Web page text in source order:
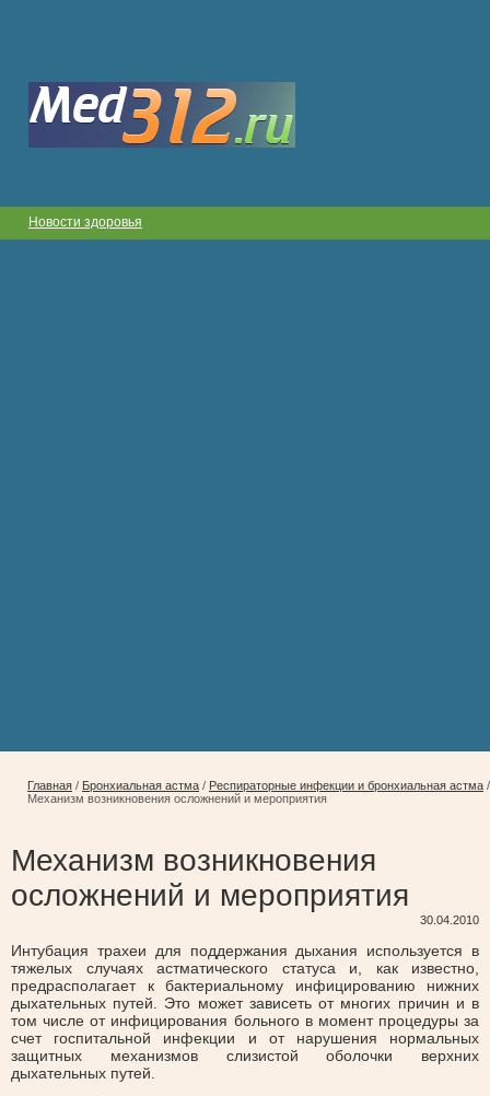
Новости здоровья
Главная / Бронхиальная астма / Респираторные инфекции и бронхиальная астма /
Механизм возникновения осложнений и мероприятия
Механизм возникновения
осложнений и мероприятия
30.04.2010
Интубация трахеи для поддержания дыхания используется в
тяжелых случаях астматического статуса и, как известно,
предрасполагает к бактериальному инфицированию нижних
дыхательных путей. Это может зависеть от многих причин и в
том числе от инфицирования больного в момент процедуры за
счет госпитальной инфекции и от нарушения нормальных
защитных механизмов слизистой оболочки верхних
дыхательных путей.